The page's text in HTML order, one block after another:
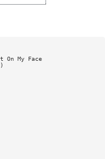
My Face
)